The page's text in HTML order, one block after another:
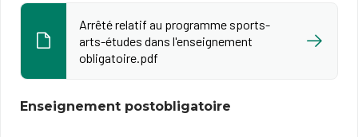
Arrêté relatif au programme sports-
arts-études dans l'enseignement
obligatoire.pdf
Enseignement postobligatoire